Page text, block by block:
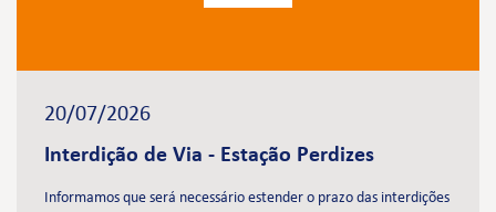
20/07/2026
Interdição de Via - Estação Perdizes
Informamos que será necessário estender o prazo das interdições